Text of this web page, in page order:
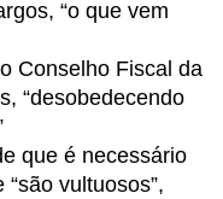
“o que vem
Conselho Fiscal da
“desobedecendo
que é necessário
vultuosos”,